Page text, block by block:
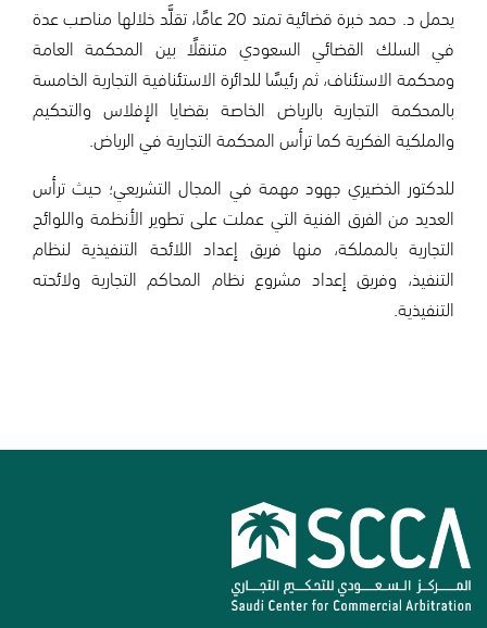
يحمل د. حمد خبرة قضائية تمتد 20 عامًا، تقلَّد خلالها مناصب عدة
في السلك القضائي السعودي متنقلًا بين المحكمة العامة
ومحكمة الاستئناف، ثم رئيسًا للدائرة الاستئنافية التجارية الخامسة
بالمحكمة التجارية بالرياض الخاصة بقضايا الإفلاس والتحكيم
والملكية الفكرية كما ترأس المحكمة التجارية في الرياض.
للدكتور الخضيري جهود مهمة في المجال التشريعي؛ حيث ترأس
العديد من الفرق الفنية التي عملت على تطوير الأنظمة واللوائح
التجارية بالمملكة، منها فريق إعداد اللائحة التنفيذية لنظام
التنفيذ، وفريق إعداد مشروع نظام المحاكم التجارية ولائحته
التنفيذية.